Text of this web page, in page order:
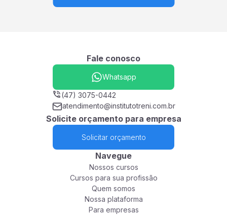
Fale conosco
Whatsapp
(47) 3075-0442
atendimento@institutotreni.com.br
Solicite orçamento para empresa
Solicitar orçamento
Navegue
Nossos cursos
Cursos para sua profissão
Quem somos
Nossa plataforma
Para empresas